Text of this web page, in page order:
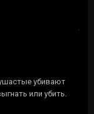
убивают
или убить.